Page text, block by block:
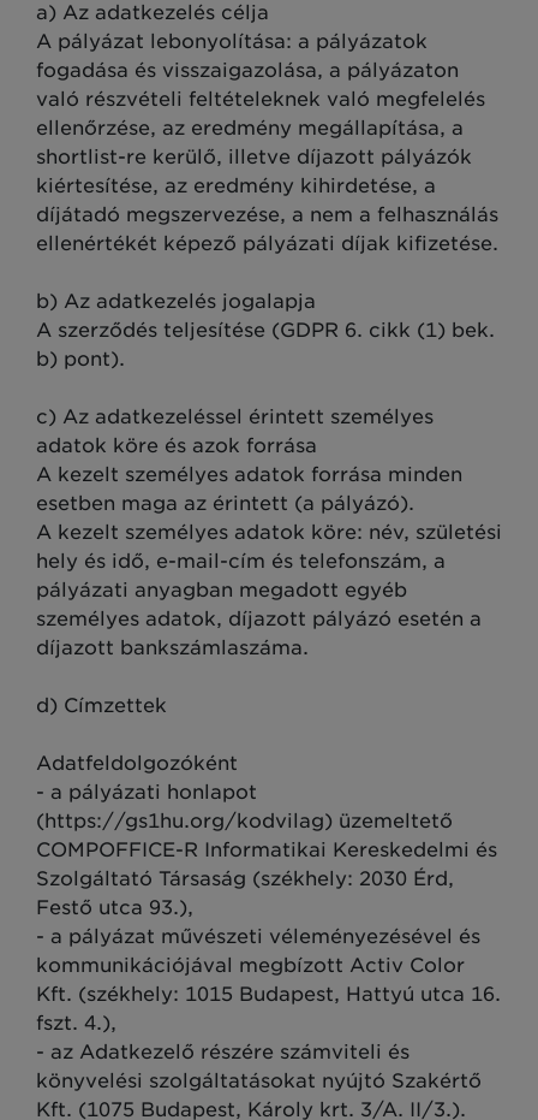
a) Az adatkezelés célja
A pályázat lebonyolítása: a pályázatok
fogadása és visszaigazolása, a pályázaton
való részvételi feltételeknek való megfelelés
ellenőrzése, az eredmény megállapítása, a
shortlist-re kerülő, illetve díjazott pályázók
kiértesítése, az eredmény kihirdetése, a
díjátadó megszervezése, a nem a felhasználás
ellenértékét képező pályázati díjak kifizetése.
b) Az adatkezelés jogalapja
A szerződés teljesítése (GDPR 6. cikk (1) bek.
b) pont).
c) Az adatkezeléssel érintett személyes
adatok köre és azok forrása
A kezelt személyes adatok forrása minden
esetben maga az érintett (a pályázó).
A kezelt személyes adatok köre: név, születési
hely és idő, e-mail-cím és telefonszám, a
pályázati anyagban megadott egyéb
személyes adatok, díjazott pályázó esetén a
díjazott bankszámlaszáma.
d) Címzettek
Adatfeldolgozóként
- a pályázati honlapot
(https://gs1hu.org/kodvilag) üzemeltető
COMPOFFICE-R Informatikai Kereskedelmi és
Szolgáltató Társaság (székhely: 2030 Érd,
Festő utca 93.),
- a pályázat művészeti véleményezésével és
kommunikációjával megbízott Activ Color
Kft. (székhely: 1015 Budapest, Hattyú utca 16.
fszt. 4.),
- az Adatkezelő részére számviteli és
könyvelési szolgáltatásokat nyújtó Szakértő
Kft. (1075 Budapest, Károly krt. 3/A. II/3.).